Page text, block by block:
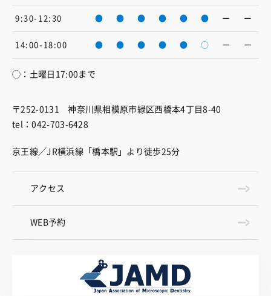
9:30-12:30 ● ● ● ● ● ● ー ー
14:00-18:00 ● ● ● ● ● ○ ー ー
◯：土曜日17:00まで
〒252-0131 神奈川県相模原市緑区西橋本4丁目8-40
tel：042-703-6428
京王線／JR横浜線「橋本駅」より徒歩25分
アクセス
WEB予約